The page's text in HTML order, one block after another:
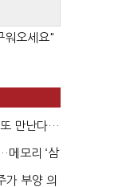
워오세요"
만난다…
메모리 ‘삼
가 부양 의